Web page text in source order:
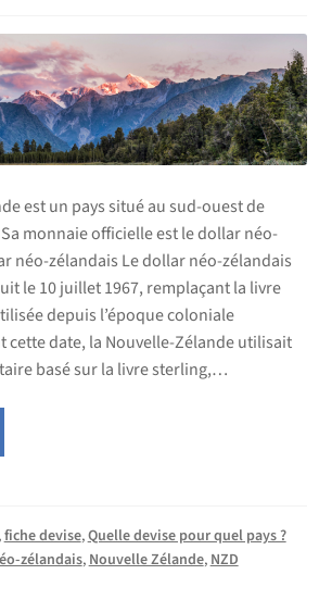
est un pays situé au sud-ouest de
Sa monnaie officielle est le dollar néo-
néo-zélandais Le dollar néo-zélandais
le 10 juillet 1967, remplaçant la livre
depuis l’époque coloniale
cette date, la Nouvelle-Zélande utilisait
basé sur la livre sterling,…
fiche devise,Quelle devise pour quel pays ?
zélandais,Nouvelle Zélande,NZD